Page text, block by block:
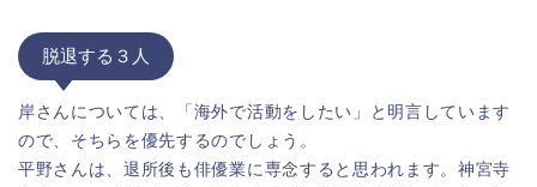
脱退する３人
岸さんについては、「海外で活動をしたい」と明言しています
ので、そちらを優先するのでしょう。
平野さんは、退所後も俳優業に専念すると思われます。神宮寺